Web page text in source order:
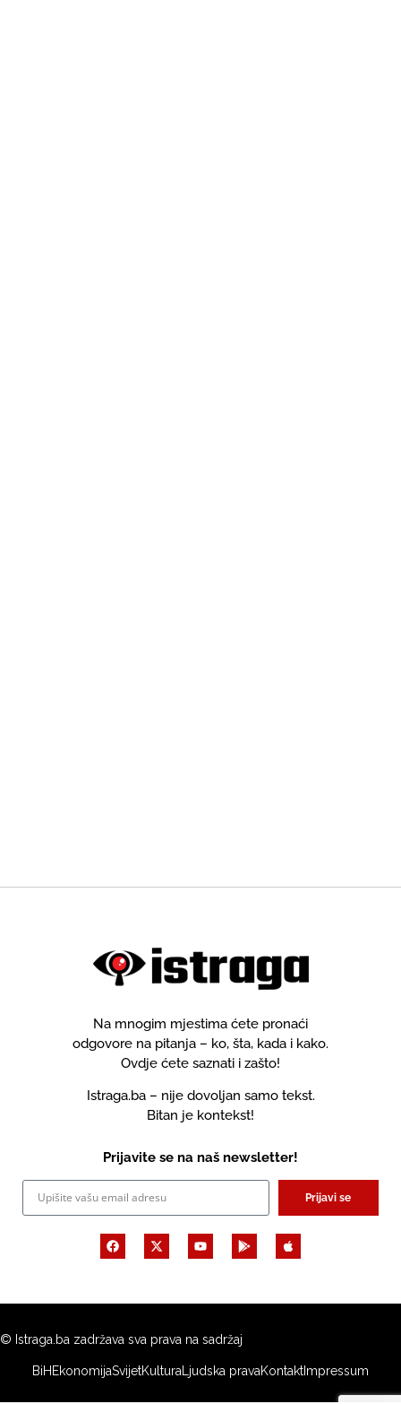
Na mnogim mjestima ćete pronaći
odgovore na pitanja – ko, šta, kada i kako.
Ovdje ćete saznati i zašto!
Istraga.ba – nije dovoljan samo tekst.
Bitan je kontekst!
Prijavite se na naš newsletter!
Prijavi se
© Istraga.ba zadržava sva prava na sadržaj
BiH EkonomijaSvijetKulturaLjudska pravaKontakt Impressum